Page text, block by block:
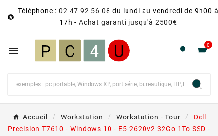

Téléphone : 02 47 92 56 08 du lundi au vendredi de 9h00 à
17h - Achat garanti jusqu'à 2500€
 0
Accueil Workstation Workstation - Tour
Dell
Precision T7610 - Windows 10 - E5-2620v2 32Go 1To SSD -